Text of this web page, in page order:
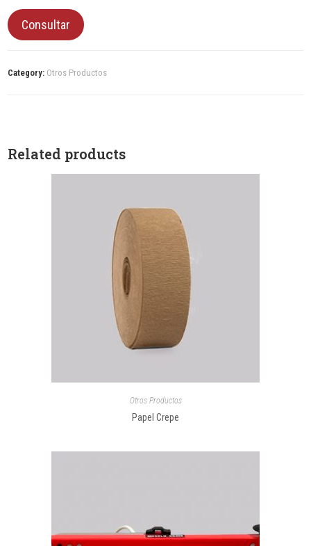
Consultar
Category: Otros Productos
Related products
Otros Productos
Papel Crepe